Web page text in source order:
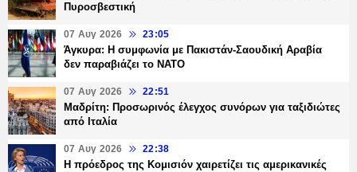
Πυροσβεστική
07 Αυγ 2026 23:05
Άγκυρα: Η συμφωνία με Πακιστάν-Σαουδική Αραβία
δεν παραβιάζει το ΝΑΤΟ
07 Αυγ 2026 22:51
Μαδρίτη: Προσωρινός έλεγχος συνόρων για ταξιδιώτες
από Ιταλία
07 Αυγ 2026 22:38
Η πρόεδρος της Κομισιόν χαιρετίζει τις αμερικανικές